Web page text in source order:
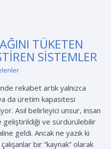
TÜKETEN
SİSTEMLER
rekabet artık yalnızca
da üretim kapasitesi
Asıl belirleyici unsur, insan
geliştirildiği ve sürdürülebilir
geldi. Ancak ne yazık ki
bir “kaynak” olarak